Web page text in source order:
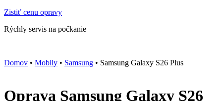
Zistiť cenu opravy
Rýchly servis na počkanie
Domov • Mobily • Samsung • Samsung Galaxy S26 Plus
Oprava Samsung Galaxy S26